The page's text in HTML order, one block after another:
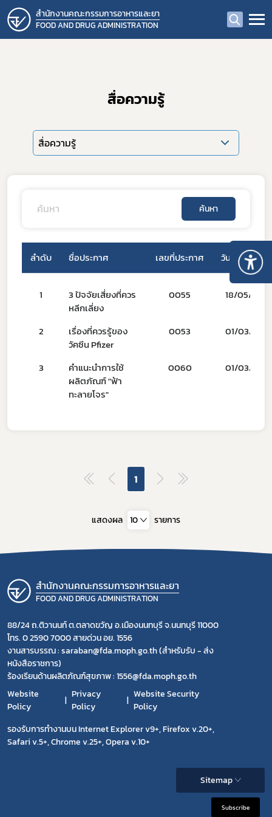
สำนักงานคณะกรรมการอาหารและยา
FOOD AND DRUG ADMINISTRATION
สื่อความรู้
สื่อความรู้
ค้นหา
ลำดับ ชื่อประกาศ เลขที่ประกาศ วันที่เผยแพร่
1
3 ปัจจัยเสี่ยงที่ควร
หลีกเลี่ยง
0055 18/05/66
2
เรื่องที่ควรรู้ของ
วัคซีน Pfizer
0053 01/03/66
3
คำแนะนำการใช้
ผลิตภัณฑ์ "ฟ้า
ทะลายโจร"
0060 01/03/66
1
แสดงผล 10 รายการ
สำนักงานคณะกรรมการอาหารและยา
FOOD AND DRUG ADMINISTRATION
88/24 ถ.ติวานนท์ ต.ตลาดขวัญ อ.เมืองนนทบุรี จ.นนทบุรี 11000
โทร. 0 2590 7000 สายด่วน อย. 1556
งานสารบรรณ : saraban@fda.moph.go.th (สำหรับรับ - ส่ง
หนังสือราชการ)
ร้องเรียนด้านผลิตภัณฑ์สุขภาพ : 1556@fda.moph.go.th
Website
Policy
Privacy
Policy
Website Security
Policy
รองรับการทำงานบน Internet Explorer v9+, Firefox v.20+,
Safari v.5+, Chrome v.25+, Opera v.10+
Sitemap
Subscribe
Subscribe
เลือกหัวข้อที่ท่านต้องการ Subscribe
ผู้ประกอบการายย่อย